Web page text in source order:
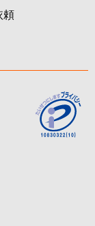
頼